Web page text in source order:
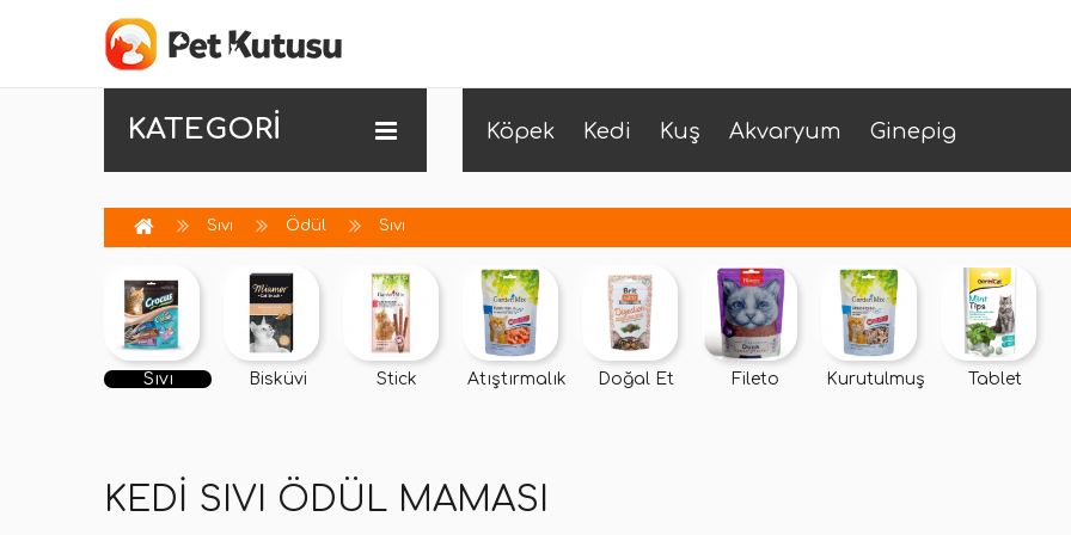
KATEGORİ Köpek Kedi Kuş Akvaryum Ginepig
Sıvı Ödül Sıvı
Sıvı Bisküvi Stick Atıştırmalık Doğal Et Fileto Kurutulmuş Tablet
KEDI SIVI ÖDÜL MAMASI